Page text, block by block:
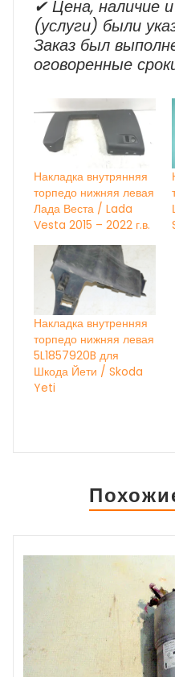
✔ Цена, наличие
(услуги) были
Заказ был
оговоренные
Накладка внутрянняя
торпедо нижняя левая
Лада Веста / Lada
Vesta 2015 – 2022 г.в.
Накладка внутренняя
торпедо нижняя левая
5L1857920B для
Шкода Йети / Skoda
Yeti